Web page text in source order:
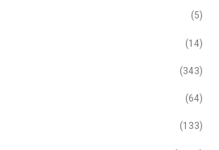
(5)
(14)
(343)
(64)
(133)